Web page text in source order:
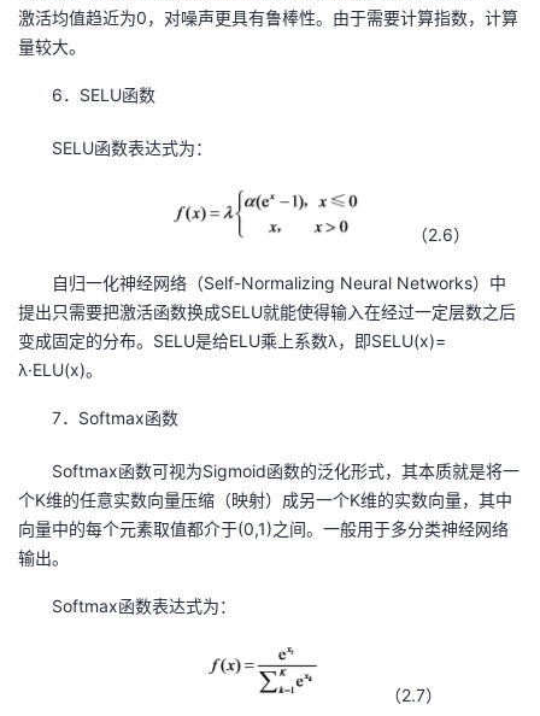
激活均值趋近为0，对噪声更具有鲁棒性。由于需要计算指数，计算
量较大。
6．SELU函数
SELU函数表达式为：
（2.6）
自归一化神经网络（Self-Normalizing Neural Networks）中
提出只需要把激活函数换成SELU就能使得输入在经过一定层数之后
变成固定的分布。SELU是给ELU乘上系数λ，即SELU(x)=
λ·ELU(x)。
7．Softmax函数
Softmax函数可视为Sigmoid函数的泛化形式，其本质就是将一
个K维的任意实数向量压缩（映射）成另一个K维的实数向量，其中
向量中的每个元素取值都介于(0,1)之间。一般用于多分类神经网络
输出。
Softmax函数表达式为：
（2.7）